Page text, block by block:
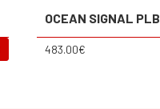
OCEAN SIGNAL PLB
483.00€